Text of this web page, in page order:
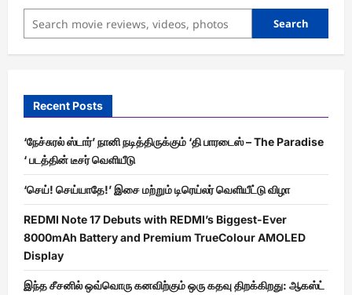
Search
Recent Posts
‘நேச்சுரல் ஸ்டார்’ நானி நடித்திருக்கும் ‘தி பாரடைஸ் – The Paradise
‘ படத்தின் டீசர் வெளியீடு
‘செய்! செய்யாதே!’ இசை மற்றும் டிரெய்லர் வெளியீட்டு விழா
REDMI Note 17 Debuts with REDMI’s Biggest-Ever
8000mAh Battery and Premium TrueColour AMOLED
Display
இந்த சீசனில் ஒவ்வொரு கனவிற்கும் ஒரு கதவு திறக்கிறது: ஆகஸ்ட்